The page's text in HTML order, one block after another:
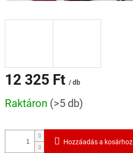
12 325 Ft / db
Raktáron (>5 db)
Hozzáadás a kosárhoz